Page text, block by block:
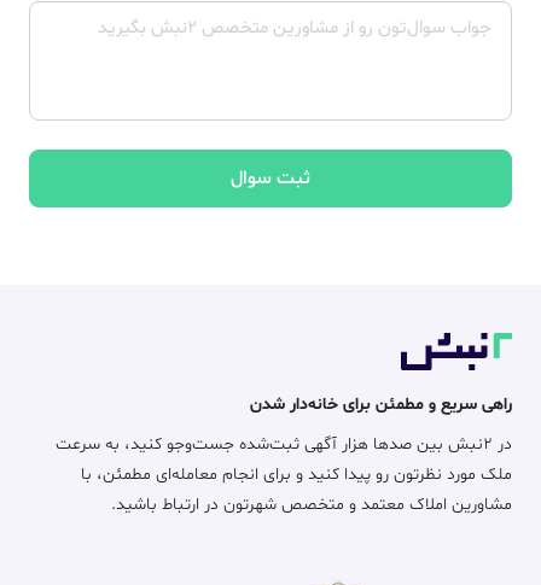
ثبت سوال
راهی سریع و مطمئن برای خانه‌دار شدن
در ۲نبش بین صدها هزار آگهی ثبت‌شده جست‌وجو کنید، به سرعت
ملک مورد نظرتون رو پیدا کنید و برای انجام معامله‌ای مطمئن، با
مشاورین املاک معتمد و متخصص شهرتون در ارتباط باشید.